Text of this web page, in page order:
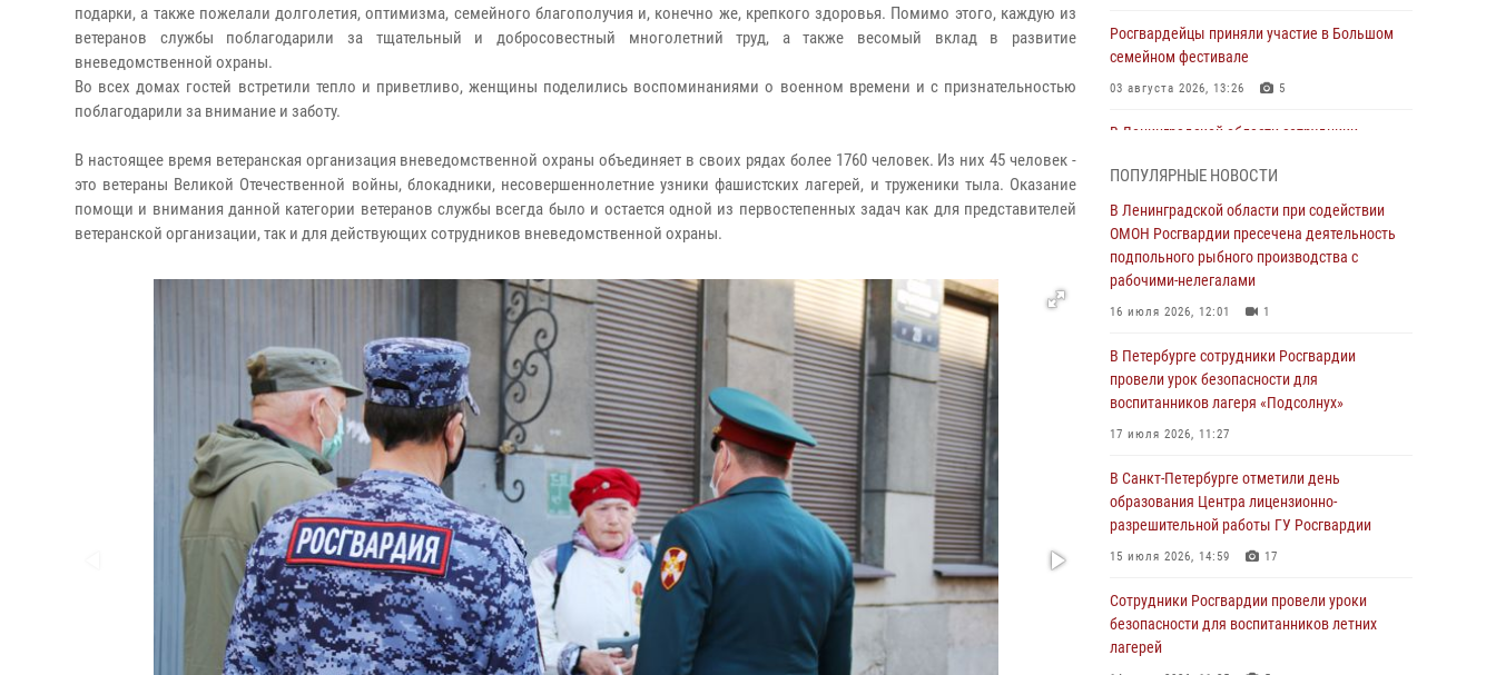
подарки, а также пожелали долголетия, оптимизма, семейного благополучия и, конечно же, крепкого здоровья. Помимо этого, каждую из
ветеранов службы поблагодарили за тщательный и добросовестный многолетний труд, а также весомый вклад в развитие
вневедомственной охраны.
Во всех домах гостей встретили тепло и приветливо, женщины поделились воспоминаниями о военном времени и с признательностью
поблагодарили за внимание и заботу.
В настоящее время ветеранская организация вневедомственной охраны объединяет в своих рядах более 1760 человек. Из них 45 человек -
это ветераны Великой Отечественной войны, блокадники, несовершеннолетние узники фашистских лагерей, и труженики тыла. Оказание
помощи и внимания данной категории ветеранов службы всегда было и остается одной из первостепенных задач как для представителей
ветеранской организации, так и для действующих сотрудников вневедомственной охраны.
Росгвардейцы приняли участие в Большом
семейном фестивале
03 августа 2026, 13:26 5
В Ленинградской области сотрудники
мальчика с нарушением слуха и помогли ему
вернуться домой
03 августа 2026, 11:51
В Санкт-Петербурге при содействии СОБР
03 августа 2026, 10:15 1
Сотрудники ГУ Росгвардии приняли участие в
боевому самбо
03 августа 2026, 10:07 7 1
В Ленобласти сотрудники ОМОН Росгвардии
профилактического мероприятия
03 августа 2026, 09:16 5
В Петербурге сотрудники Росгвардии
ПОПУЛЯРНЫЕ НОВОСТИ
В Ленинградской области при содействии
ОМОН Росгвардии пресечена деятельность
подпольного рыбного производства с
рабочими-нелегалами
16 июля 2026, 12:01 1
В Петербурге сотрудники Росгвардии
провели урок безопасности для
воспитанников лагеря «Подсолнух»
17 июля 2026, 11:27
В Санкт-Петербурге отметили день
образования Центра лицензионно-
разрешительной работы ГУ Росгвардии
15 июля 2026, 14:59 17
Сотрудники Росгвардии провели уроки
безопасности для воспитанников летних
лагерей